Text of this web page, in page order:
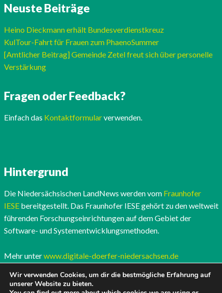
Neuste Beiträge
Heino Dieckmann erhält Bundesverdienstkreuz
KulTour-Fahrt für Frauen zum PhaenoSummer
[Amtlicher Beitrag] Gemeinde Zetel freut sich über personelle
Verstärkung
Fragen oder Feedback?
Einfach das Kontaktformularverwenden.
Hintergrund
Die Niedersächsischen LandNews werden vom Fraunhofer
IESEbereitgestellt. Das Fraunhofer IESE gehört zu den weltweit
führenden Forschungseinrichtungen auf dem Gebiet der
Software- und Systementwicklungsmethoden.
Mehr unterwww.digitale-doerfer-niedersachsen.de
Wir verwenden Cookies, um dir die bestmögliche Erfahrung auf
unserer Website zu bieten.